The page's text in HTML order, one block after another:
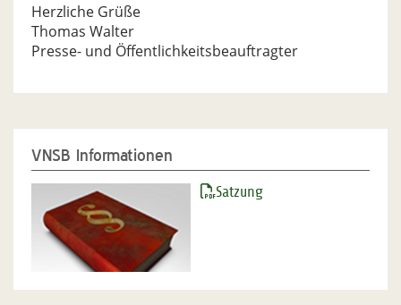
Herzliche Grüße
Thomas Walter
Presse- und Öffentlichkeitsbeauftragter
VNSB Informationen
Satzung